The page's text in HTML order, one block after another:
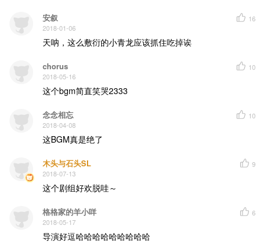
安叙
2018-01-06
16
天呐，这么敷衍的小青龙应该抓住吃掉诶
chorus
2018-05-16
10
这个bgm简直笑哭2333
念念相忘
2018-04-08
10
这BGM真是绝了
木头与石头SL
2018-07-13
9
这个剧组好欢脱哇～
格格家的羊小咩
2018-05-17
6
导演好逗哈哈哈哈哈哈哈哈哈